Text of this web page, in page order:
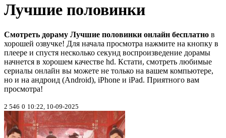
Лучшие половинки
Смотреть дораму Лучшие половинки онлайн бесплатно в
хорошей озвучке! Для начала просмотра нажмите на кнопку в
плеере и спустя несколько секунд воспроизведение дорамы
начнется в хорошем качестве hd. Кстати, смотреть любимые
сериалы онлайн вы можете не только на вашем компьютере,
но и на андроид (Android), iPhone и iPad. Приятного вам
просмотра!
2 546 0 10:22, 10-09-2025